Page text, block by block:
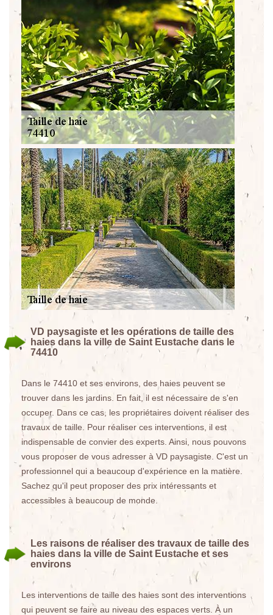
VD paysagiste et les opérations de taille des
haies dans la ville de Saint Eustache dans le
74410
Dans le 74410 et ses environs, des haies peuvent se
trouver dans les jardins. En fait, il est nécessaire de s'en
occuper. Dans ce cas, les propriétaires doivent réaliser des
travaux de taille. Pour réaliser ces interventions, il est
indispensable de convier des experts. Ainsi, nous pouvons
vous proposer de vous adresser à VD paysagiste. C'est un
professionnel qui a beaucoup d'expérience en la matière.
Sachez qu'il peut proposer des prix intéressants et
accessibles à beaucoup de monde.
Les raisons de réaliser des travaux de taille des
haies dans la ville de Saint Eustache et ses
environs
Les interventions de taille des haies sont des interventions
qui peuvent se faire au niveau des espaces verts. À un